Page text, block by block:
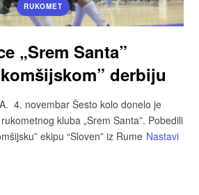
RUKOMET
„Srem Santa”
derbiju
4. novembar Šesto kolo donelo je
kluba „Srem Santa”. Pobedili
ekipu “Sloven” iz Rume Nastavi